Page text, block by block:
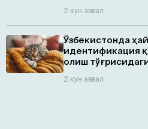
2 кун аввал
Ўзбекистонда
идентификация
олиш
2 кун аввал